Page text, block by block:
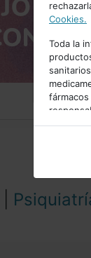
Accede
Cookies.
Toda la